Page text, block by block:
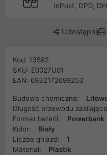
InPost, DPD,
Udostępnij
Kod: 13582
SKU: E0027U01
EAN: 6932172699253
Budowa chemiczna:
Długość przewodu
Format baterii:
Powerbank
Kolor:
Biały
Liczba gniazd:
1
Materiał:
Plastik